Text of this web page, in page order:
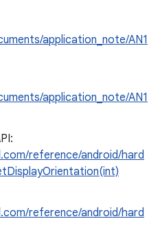
application_note/AN1
application_note/AN1
reference/android/hard
reference/android/hard